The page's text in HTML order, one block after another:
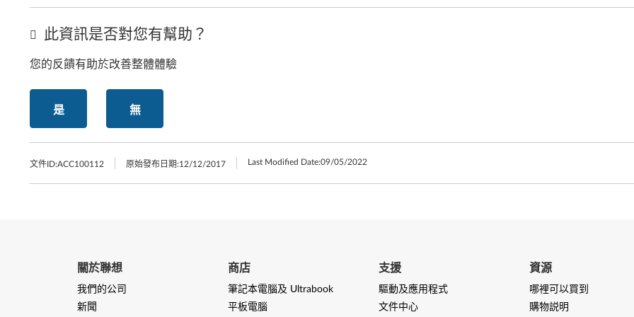
此資訊是否對您有幫助？
您的反饋有助於改善整體體驗
是 無
文件ID:ACC100112 原始發布日期:12/12/2017 Last Modified Date:09/05/2022
關於聯想
我們的公司
新聞
商店
筆記本電腦及 Ultrabook
平板電腦
支援
驅動及應用程式
文件中心
資源
哪裡可以買到
購物説明